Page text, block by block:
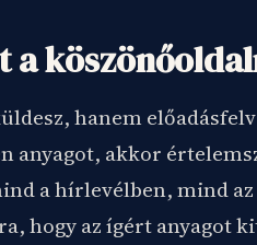
a
hanem
anyagot, akkor
a hírlevélben, mind
hogy az ígért anyagot